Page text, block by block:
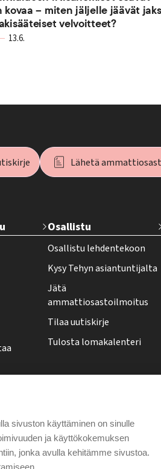
– miten jäljelle jäävät
velvoitteet?
13.6.
Lähetä
Osallistu
Osallistu lehdentekoon
Kysy Tehyn asiantuntijalta
Jätä
ammattiosastoilmoitus
Tilaa uutiskirje
Tulosta lomakalenteri
sivuston käyttäminen on sinulle
ja käyttökokemuksen
jonka avulla kehitämme sivustoa.